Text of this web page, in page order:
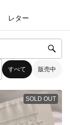
レター
すべて 販売中
SOLD OUT